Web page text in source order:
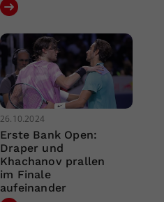
26.10.2024
Erste Bank Open:
Draper und
Khachanov prallen
im Finale
aufeinander